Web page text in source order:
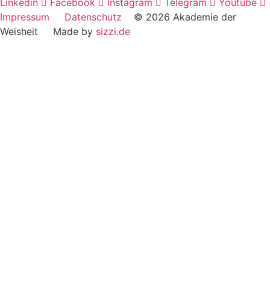
Impressum
Datenschutz © 2026 Akademie der
Weisheit Made by sizzi.de